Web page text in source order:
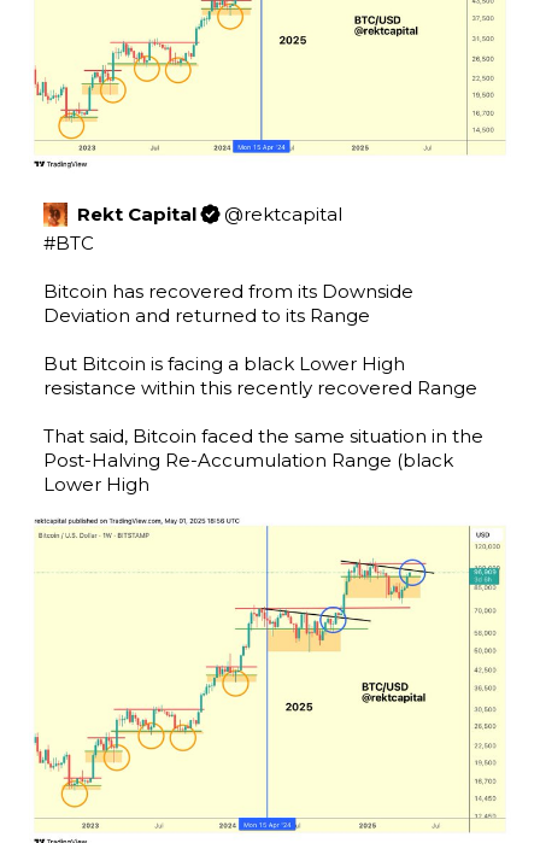
Rekt Capital @rektcapital
#BTC
Bitcoin has recovered from its Downside
Deviation and returned to its Range
But Bitcoin is facing a black Lower High
resistance within this recently recovered Range
That said, Bitcoin faced the same situation in the
Post-Halving Re-Accumulation Range (black
Lower High